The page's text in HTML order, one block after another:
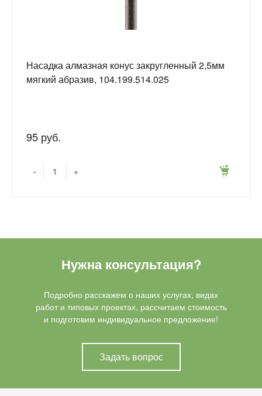
Насадка алмазная конус закругленный 2,5мм
мягкий абразив, 104.199.514.025
95 руб.
- +
Нужна консультация?
Подробно расскажем о наших услугах, видах
работ и типовых проектах, рассчитаем стоимость
и подготовим индивидуальное предложение!
Задать вопрос